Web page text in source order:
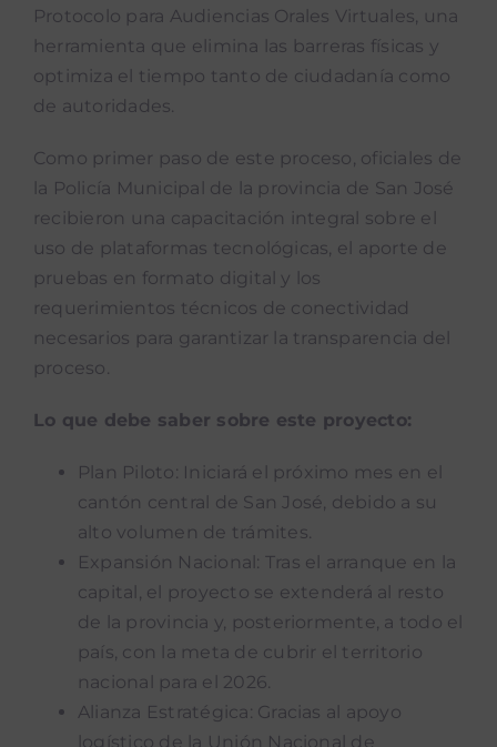
Podcast “Qué Dicen Las Munis”
Protocolo para Audiencias Orales Virtuales, una
herramienta que elimina las barreras físicas y
optimiza el tiempo tanto de ciudadanía como
de autoridades.
Como primer paso de este proceso, oficiales de
la Policía Municipal de la provincia de San José
recibieron una capacitación integral sobre el
uso de plataformas tecnológicas, el aporte de
pruebas en formato digital y los
requerimientos técnicos de conectividad
necesarios para garantizar la transparencia del
proceso.
Lo que debe saber sobre este proyecto:
Plan Piloto: Iniciará el próximo mes en el
cantón central de San José, debido a su
alto volumen de trámites.
Expansión Nacional: Tras el arranque en la
capital, el proyecto se extenderá al resto
de la provincia y, posteriormente, a todo el
país, con la meta de cubrir el territorio
nacional para el 2026.
Alianza Estratégica: Gracias al apoyo
logístico de la Unión Nacional de